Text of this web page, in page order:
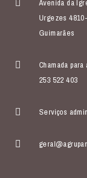
Avenida da
Urgezes
Guimarães
Chamada
253 522 403
Serviços